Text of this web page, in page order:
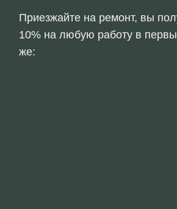
Приезжайте на ремонт, вы
10% на любую работу в
же: